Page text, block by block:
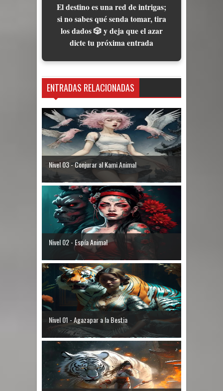
El destino es una red de intrigas;
si no sabes qué senda tomar, tira
los dados 🎲 y deja que el azar
dicte tu próxima entrada
ENTRADAS RELACIONADAS
Nivel 03 - Conjurar al Kami Animal
Nivel 02 - Espía Animal
Nivel 01 - Agazapar a la Bestia